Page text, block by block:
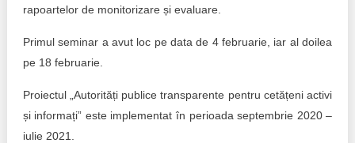
rapoartelor de monitorizare și evaluare.
Primul seminar a avut loc pe data de 4 februarie, iar al doilea
pe 18 februarie.
Proiectul „Autorități publice transparente pentru cetățeni activi
și informați” este implementat în perioada septembrie 2020 –
iulie 2021.